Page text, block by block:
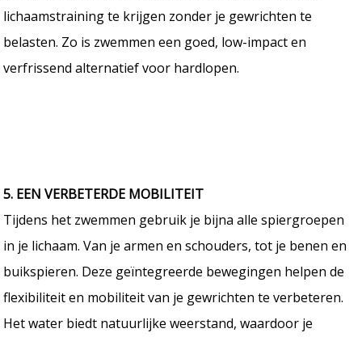
lichaamstraining te krijgen zonder je gewrichten te
belasten. Zo is zwemmen een goed, low-impact en
verfrissend alternatief voor hardlopen.
5. EEN VERBETERDE MOBILITEIT
Tijdens het zwemmen gebruik je bijna alle spiergroepen
in je lichaam. Van je armen en schouders, tot je benen en
buikspieren. Deze geïntegreerde bewegingen helpen de
flexibiliteit en mobiliteit van je gewrichten te verbeteren.
Het water biedt natuurlijke weerstand, waardoor je